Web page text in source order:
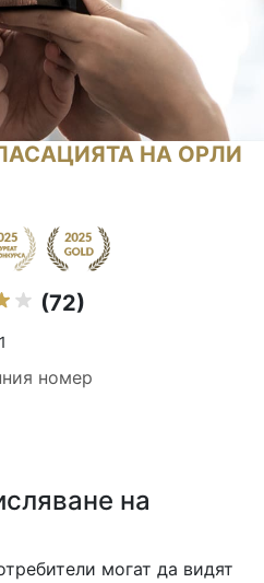
НА ОРЛИ
(72)
номер
на
могат да видят